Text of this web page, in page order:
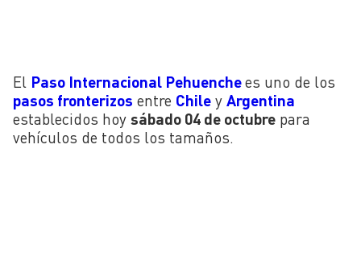
El Paso Internacional Pehuenchees uno de los
pasos fronterizos entre Chile y Argentina
establecidos hoy sábado 04 de octubre para
vehículos de todos los tamaños.